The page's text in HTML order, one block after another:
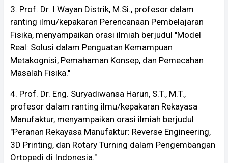
3. Prof. Dr. I Wayan Distrik, M.Si., profesor dalam
ranting ilmu/kepakaran Perencanaan Pembelajaran
Fisika, menyampaikan orasi ilmiah berjudul "Model
Real: Solusi dalam Penguatan Kemampuan
Metakognisi, Pemahaman Konsep, dan Pemecahan
Masalah Fisika."
4. Prof. Dr. Eng. Suryadiwansa Harun, S.T., M.T.,
profesor dalam ranting ilmu/kepakaran Rekayasa
Manufaktur, menyampaikan orasi ilmiah berjudul
"Peranan Rekayasa Manufaktur: Reverse Engineering,
3D Printing, dan Rotary Turning dalam Pengembangan
Ortopedi di Indonesia."